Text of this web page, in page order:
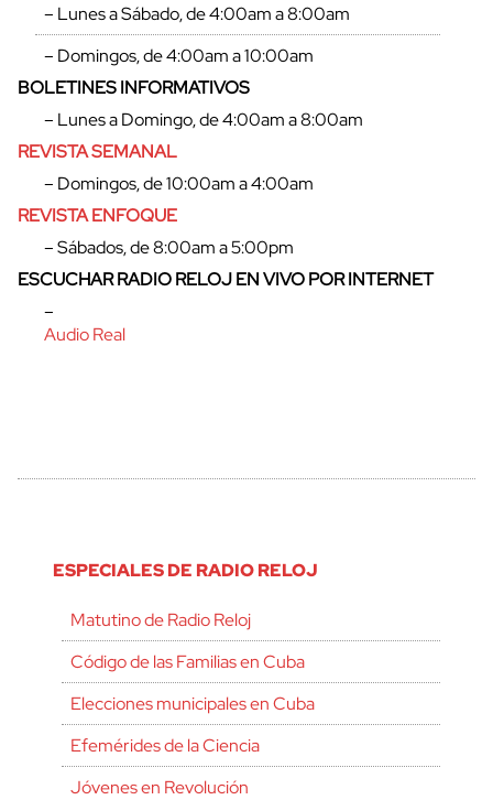
– Lunes a Sábado, de 4:00am a 8:00am
– Domingos, de 4:00am a 10:00am
BOLETINES INFORMATIVOS
– Lunes a Domingo, de 4:00am a 8:00am
REVISTA SEMANAL
– Domingos, de 10:00am a 4:00am
REVISTA ENFOQUE
– Sábados, de 8:00am a 5:00pm
ESCUCHAR RADIO RELOJ EN VIVO POR INTERNET
–
Audio Real
ESPECIALES DE RADIO RELOJ
Matutino de Radio Reloj
Código de las Familias en Cuba
Elecciones municipales en Cuba
Efemérides de la Ciencia
Jóvenes en Revolución